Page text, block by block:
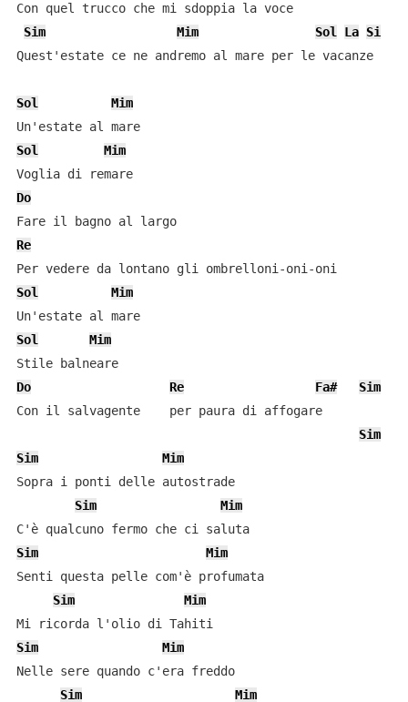
Con quel trucco che mi sdoppia la voce
Sim
Mim Sol La Si
Quest'estate ce ne andremo al mare per le vacanze
Sol
Mim
Un'estate al mare
Sol
Mim
Voglia di remare
Do
Fare il bagno al largo
Re
Sol
Mim
Un'estate al mare
Sol
Mim
Stile balneare
Do
Re Fa# Sim
Con il salvagente    per paura di affogare
Sim
Sim
Mim
Sopra i ponti delle autostrade
Sim
Mim
C'è qualcuno fermo che ci saluta
Sim
Mim
Senti questa pelle com'è profumata
Sim
Mim
Sim
Mim
Nelle sere quando c'era freddo
Sim
Mim